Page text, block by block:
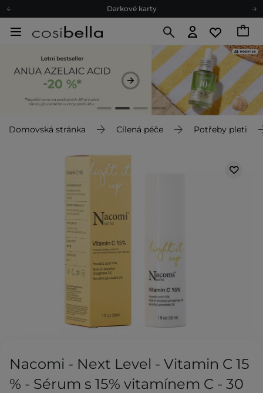
Ekologické balení
Doporučovací Program
Odeslání do 24 hod.
Darkové karty
Ekologické balení
Domovská stránka Cílená péče Potřeby pleti
Nacomi - Next Level - Vitamin C 15
% - Sérum s 15% vitamínem C - 30